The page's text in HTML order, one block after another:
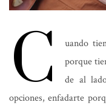
C
uando
porque
de al
opciones, enfadarte